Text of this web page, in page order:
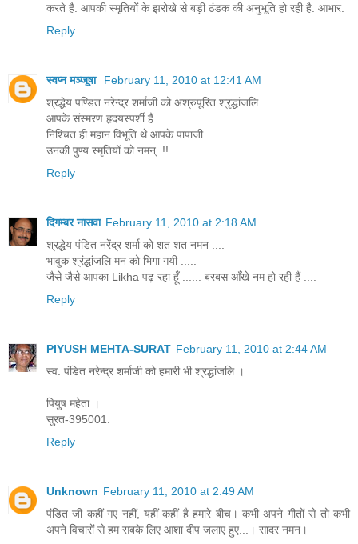
करते है. आपकी स्मृतियों के झरोखे से बड़ी ठंडक की अनुभूति हो रही है. आभार.
Reply
स्वप्न मञ्जूषा
February 11, 2010 at 12:41 AM
श्रद्धेय पण्डित नरेन्द्र शर्माजी को अश्रुपूरित श्रृद्धांजलि..
आपके संस्मरण हृदयस्पर्शी हैं .....
निश्चित ही महान विभूति थे आपके पापाजी...
उनकी पुण्य स्मृतियों को नमन्..!!
Reply
दिगम्बर नासवा February 11, 2010 at 2:18 AM
श्रद्धेय पंडित नरेंद्र शर्मा को शत शत नमन ....
भावुक श्रंद्धांजलि मन को भिगा गयी .....
जैसे जैसे आपका Likha पढ़ रहा हूँ ...... बरबस आँखे नम हो रही हैं ....
Reply
PIYUSH MEHTA-SURAT February 11, 2010 at 2:44 AM
स्व. पंडित नरेन्द्र शर्माजी को हमारी भी श्रद्धांजलि ।
पियुष महेता ।
सुरत-395001.
Reply
Unknown February 11, 2010 at 2:49 AM
पंडित जी कहीं गए नहीं, यहीं कहीं है हमारे बीच। कभी अपने गीतों से तो कभी
अपने विचारों से हम सबके लिए आशा दीप जलाए हुए...। सादर नमन।